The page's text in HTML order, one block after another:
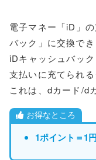
電子マネー「iD」
バック」に交換でき
iDキャッシュバッ
支払いに充てられる
これは、dカード/d
お得なところ
1ポイント＝1円